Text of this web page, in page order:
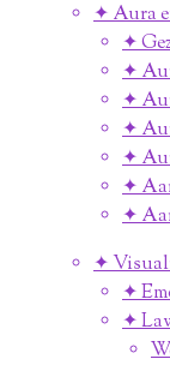
✦ Aura
✦
✦
✦
✦
✦
✦
✦
✦
✦
✦